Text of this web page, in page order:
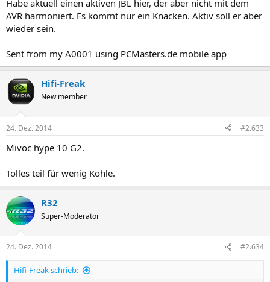
Habe aktuell einen aktiven JBL hier, der aber nicht mit dem
AVR harmoniert. Es kommt nur ein Knacken. Aktiv soll er aber
wieder sein.
Sent from my A0001 using PCMasters.de mobile app
Hifi-Freak
New member
24. Dez. 2014 #2.633
Mivoc hype 10 G2.
Tolles teil für wenig Kohle.
R32
Super-Moderator
24. Dez. 2014 #2.634
Hifi-Freak schrieb: